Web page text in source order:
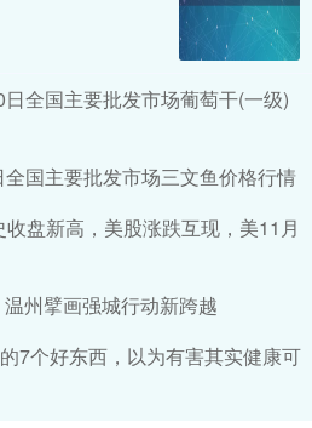
全国主要批发市场葡萄干(一级)
国主要批发市场三文鱼价格行情
盘新高，美股涨跌互现，美11月
温州擘画强城行动新跨越
7个好东西，以为有害其实健康可